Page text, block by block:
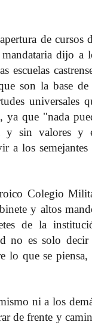
de cursos
dijo a
escuelas
son la base de
universales
ya que "nada
y sin valores y
a los semejantes
Colegio
y altos
de la
no es solo decir
lo que se piensa,
ni a los
de frente y